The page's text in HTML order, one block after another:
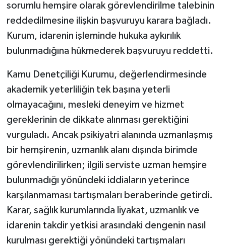
sorumlu hemşire olarak görevlendirilme talebinin
reddedilmesine ilişkin başvuruyu karara bağladı.
Kurum, idarenin işleminde hukuka aykırılık
bulunmadığına hükmederek başvuruyu reddetti.
Kamu Denetçiliği Kurumu, değerlendirmesinde
akademik yeterliliğin tek başına yeterli
olmayacağını, mesleki deneyim ve hizmet
gereklerinin de dikkate alınması gerektiğini
vurguladı. Ancak psikiyatri alanında uzmanlaşmış
bir hemşirenin, uzmanlık alanı dışında birimde
görevlendirilirken; ilgili serviste uzman hemşire
bulunmadığı yönündeki iddiaların yeterince
karşılanmaması tartışmaları beraberinde getirdi.
Karar, sağlık kurumlarında liyakat, uzmanlık ve
idarenin takdir yetkisi arasındaki dengenin nasıl
kurulması gerektiği yönündeki tartışmaları